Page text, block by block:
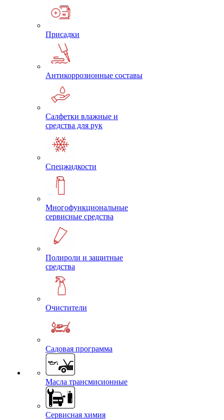
Присадки
Антикоррозионные составы
Салфетки влажные и
средства для рук
Спецжидкости
Многофункциональные
сервисные средства
Полироли и защитные
средства
Очистители
Садовая программа
Масла трансмисионные
Сервисная химия